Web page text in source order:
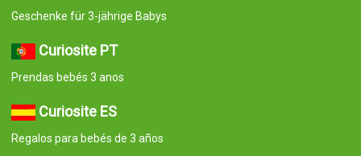
Geschenke für 3-jährige Babys
Curiosite PT
Prendas bebés 3 anos
Curiosite ES
Regalos para bebés de 3 años